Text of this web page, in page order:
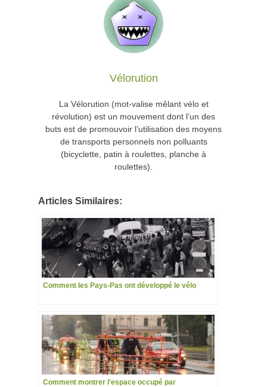
Vélorution
La Vélorution (mot-valise mêlant vélo et
révolution) est un mouvement dont l’un des
buts est de promouvoir l’utilisation des moyens
de transports personnels non polluants
(bicyclette, patin à roulettes, planche à
roulettes).
Articles Similaires:
Comment les Pays-Pas ont développé le vélo
Comment montrer l’espace occupé par